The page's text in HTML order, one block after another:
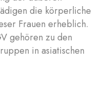
die körperliche
Frauen erheblich.
gehören zu den
in asiatischen